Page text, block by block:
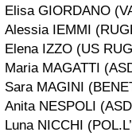
Elisa GIORDANO
Alessia IEMMI
Elena IZZO (US
Maria MAGATTI
Sara MAGINI
Anita NESPOLI
Luna NICCHI